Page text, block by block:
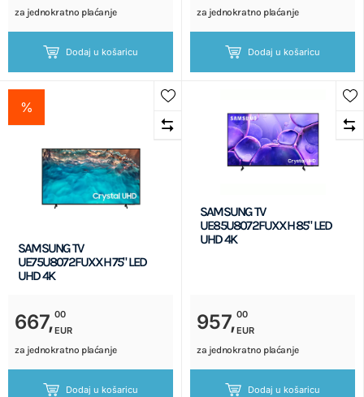
za jednokratno plaćanje
Dodaj u košaricu
za jednokratno plaćanje
Dodaj u košaricu
%
SAMSUNG TV
UE75U8072FUXXH 75" LED
UHD 4K
667,00
EUR
za jednokratno plaćanje
Dodaj u košaricu
SAMSUNG TV
UE85U8072FUXXH 85" LED
UHD 4K
957,00
EUR
za jednokratno plaćanje
Dodaj u košaricu